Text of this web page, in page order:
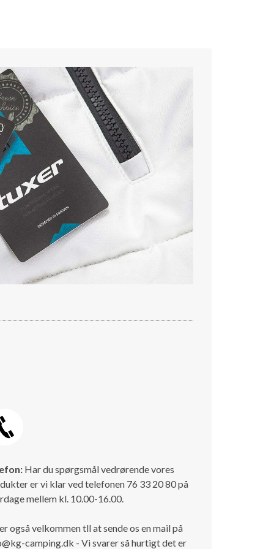
Har du spørgsmål vedrørende vores
er vi klar ved telefonen 76 33 20 80 på
mellem kl. 10.00-16.00.
også velkommen tll at sende os en mail på
camping.dk - Vi svarer så hurtigt det er